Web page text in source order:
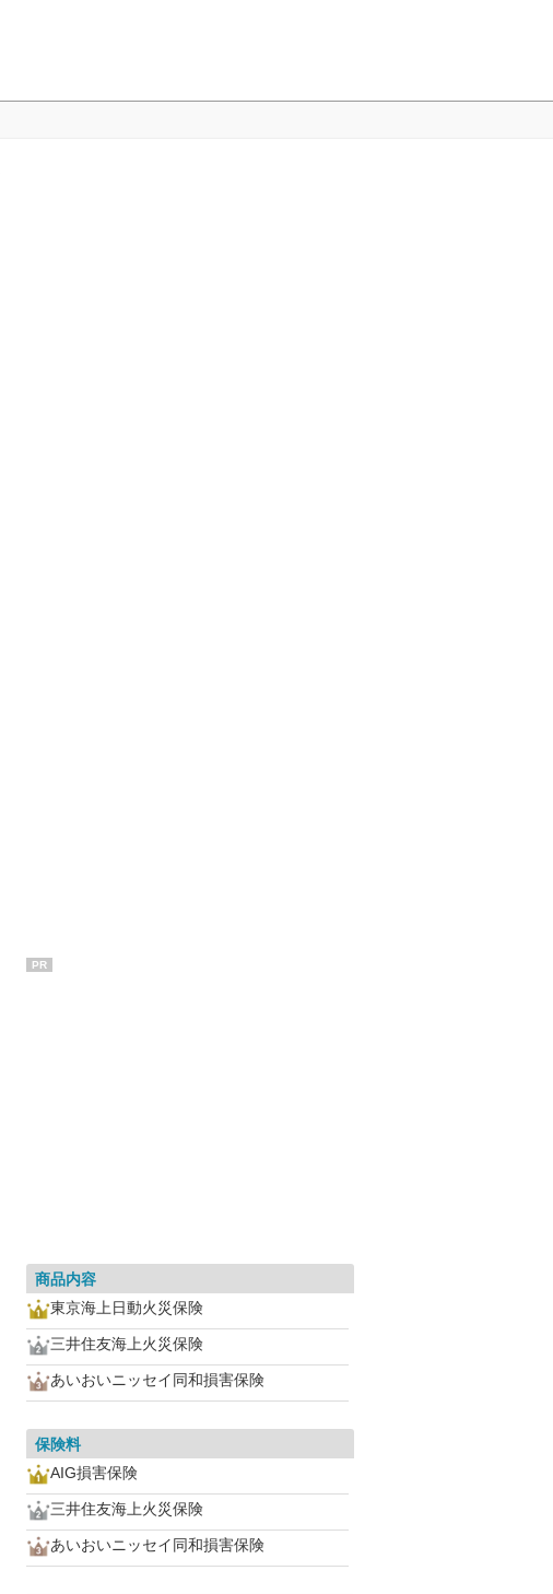
PR
商品内容
東京海上日動火災保険
三井住友海上火災保険
あいおいニッセイ同和損害保険
保険料
AIG損害保険
三井住友海上火災保険
あいおいニッセイ同和損害保険